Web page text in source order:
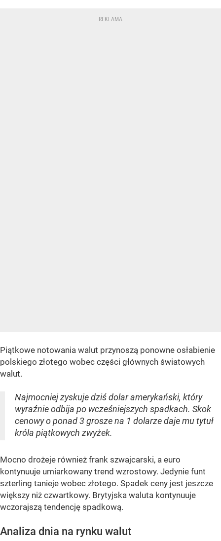
Piątkowe notowania walut przynoszą ponowne osłabienie
polskiego złotego wobec części głównych światowych
walut.
Najmocniej zyskuje dziś dolar amerykański, który
wyraźnie odbija po wcześniejszych spadkach. Skok
cenowy o ponad 3 grosze na 1 dolarze daje mu tytuł
króla piątkowych zwyżek.
Mocno drożeje również frank szwajcarski, a euro
kontynuuje umiarkowany trend wzrostowy. Jedynie funt
szterling tanieje wobec złotego. Spadek ceny jest jeszcze
większy niż czwartkowy. Brytyjska waluta kontynuuje
wczorajszą tendencję spadkową.
Analiza dnia na rynku walut